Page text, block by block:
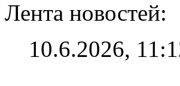
Лента новостей:
10.6.2026,